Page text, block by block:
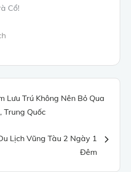
Cổ!
Lưu Trú Không Nên Bỏ Qua
Trung Quốc
Lịch Vũng Tàu 2 Ngày 1
Đêm